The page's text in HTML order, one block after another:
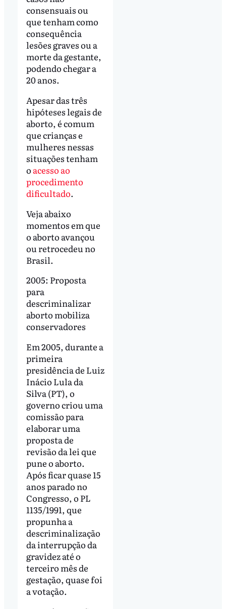
consensuais ou
que tenham como
consequência
lesões graves ou a
morte da gestante,
podendo chegar a
20 anos.
Apesar das três
hipóteses legais de
aborto, é comum
que crianças e
mulheres nessas
situações tenham
o acesso ao
procedimento
dificultado.
Veja abaixo
momentos em que
o aborto avançou
ou retrocedeu no
Brasil.
2005: Proposta
para
descriminalizar
aborto mobiliza
conservadores
Em 2005, durante a
primeira
presidência de Luiz
Inácio Lula da
Silva (PT), o
governo criou uma
comissão para
elaborar uma
proposta de
revisão da lei que
pune o aborto.
Após ficar quase 15
anos parado no
Congresso, o PL
1135/1991, que
propunha a
descriminalização
da interrupção da
gravidez até o
terceiro mês de
gestação, quase foi
a votação.